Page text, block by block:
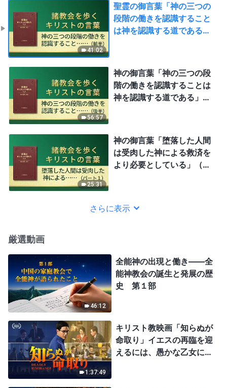
41:02
聖霊の御言葉「神の三つの
段階の働きを認識すること
は神を認識する道である」
56:57
神の御言葉「神の三つの段
階の働きを認識することは
神を認識する道である」
25:31
神の御言葉「堕落した人間
は受肉した神による救済を
より必要としている」（パ
さらに表示
厳選動画
46:12
全能神の出現と働き——全
能神教会の誕生と発展の歴
史 第１部
1:37:49
キリスト教映画「知らぬが
命取り」イエスの再臨を迎
えるには、愚かな乙女にな